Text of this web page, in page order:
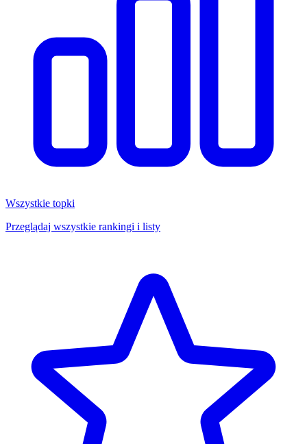
Wszystkie topki
Przeglądaj wszystkie rankingi i listy